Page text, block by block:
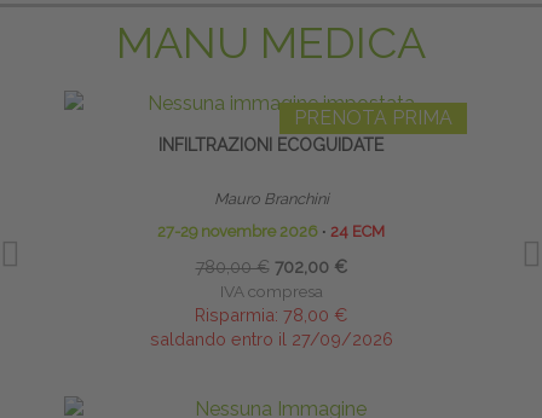
MANU MEDICA
PRENOTA PRIMA
INFILTRAZIONI ECOGUIDATE
Mauro Branchini
27-29 novembre 2026 ∙ 24 ECM
780,00 € 702,00 €
IVA compresa
Risparmia: 78,00 €
saldando entro il 27/09/2026